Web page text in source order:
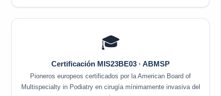
🎓
Certificación MIS23BE03 · ABMSP
Pioneros europeos certificados por la American Board of
Multispecialty in Podiatry en cirugía mínimamente invasiva del